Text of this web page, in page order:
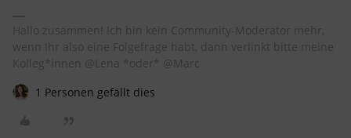
Hallo zusammen! Ich bin kein Community-Moderator mehr,
wenn Ihr also eine Folgefrage habt, dann verlinkt bitte meine
Kolleg*innen @Lena *oder* @Marc
1 Personen gefällt dies